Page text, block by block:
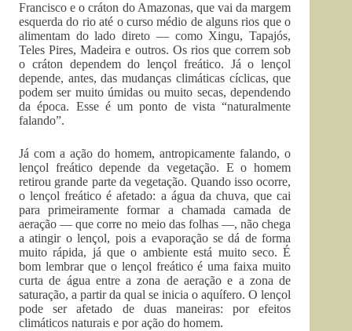
Francisco e o cráton do Amazonas, que vai da margem
esquerda do rio até o curso médio de alguns rios que o
alimentam do lado direto — como Xingu, Tapajós,
Teles Pires, Madeira e outros. Os rios que correm sob
o cráton dependem do lençol freático. Já o lençol
depende, antes, das mudanças climáticas cíclicas, que
podem ser muito úmidas ou muito secas, dependendo
da época. Esse é um ponto de vista “naturalmente
falando”.
Já com a ação do homem, antropicamente falando, o
lençol freático depende da vegetação. E o homem
retirou grande parte da vegetação. Quando isso ocorre,
o lençol freático é afetado: a água da chuva, que cai
para primeiramente formar a chamada camada de
aeração — que corre no meio das folhas —, não chega
a atingir o lençol, pois a evaporação se dá de forma
muito rápida, já que o ambiente está muito seco. É
bom lembrar que o lençol freático é uma faixa muito
curta de água entre a zona de aeração e a zona de
saturação, a partir da qual se inicia o aquífero. O lençol
pode ser afetado de duas maneiras: por efeitos
climáticos naturais e por ação do homem.